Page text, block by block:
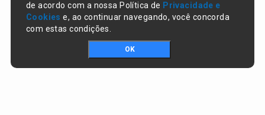
de acordo com a nossa Política de Privacidade e
Cookies e, ao continuar navegando, você concorda
com estas condições.
OK